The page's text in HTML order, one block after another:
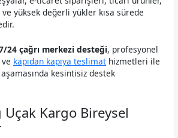
yüksek değerli yükler kısa sürede
24 çağrı merkezi desteği, profesyonel
kapıdan kapıya teslimat hizmetleri ile
kesintisiz destek
Kargo Bireysel